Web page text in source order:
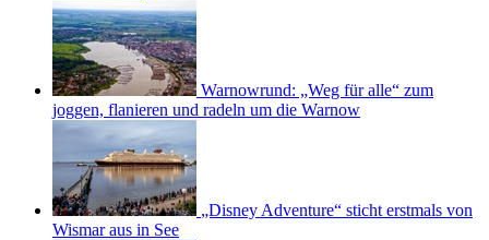
Warnowrund: „Weg für alle“ zum
joggen, flanieren und radeln um die Warnow
„Disney Adventure“ sticht erstmals von
Wismar aus in See